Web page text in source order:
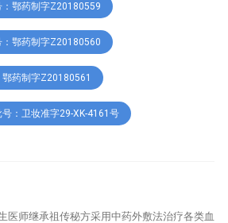
：鄂药制字Z20180559
：鄂药制字Z20180560
药制字Z20180561
：卫妆准字29-XK-4161号
医师继承祖传秘方采用中药外敷法治疗各类血